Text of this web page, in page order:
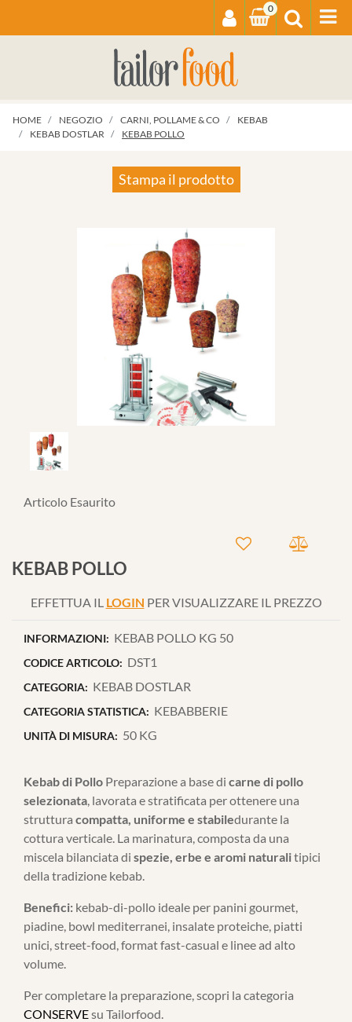
0
HOME NEGOZIO CARNI, POLLAME & CO
KEBAB
KEBAB DOSTLAR
KEBAB POLLO
Stampa il prodotto
Articolo Esaurito
KEBAB POLLO
EFFETTUA IL LOGIN PER VISUALIZZARE IL PREZZO
INFORMAZIONI: KEBAB POLLO KG 50
CODICE ARTICOLO: DST1
CATEGORIA: KEBAB DOSTLAR
CATEGORIA STATISTICA: KEBABBERIE
UNITÀ DI MISURA: 50 KG
Kebab di Pollo Preparazione a base di carne di pollo
selezionata, lavorata e stratificata per ottenere una
struttura compatta, uniforme e stabiledurante la
cottura verticale. La marinatura, composta da una
miscela bilanciata di spezie, erbe e aromi naturalitipici
della tradizione kebab.
Benefici: kebab-di-pollo ideale per panini gourmet,
piadine, bowl mediterranei, insalate proteiche, piatti
unici, street-food, format fast-casual e linee ad alto
volume.
Per completare la preparazione, scopri la categoria
CONSERVEsu Tailorfood.